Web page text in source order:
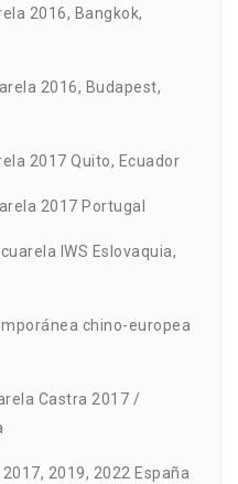
2016, Bangkok,
2016, Budapest,
2017 Quito, Ecuador
2017 Portugal
IWS Eslovaquia,
chino-europea
Castra 2017 /
2019, 2022 España